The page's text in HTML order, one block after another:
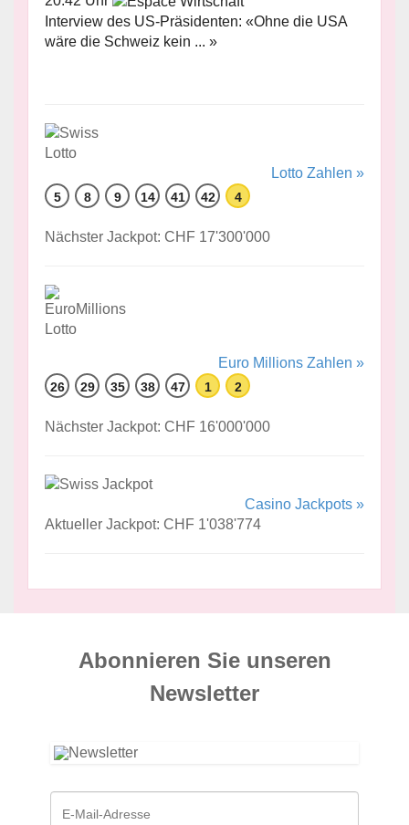
Interview des US-Präsidenten: «Ohne die USA
wäre die Schweiz kein ... »
Lotto Zahlen »
5 8 9 14 41 42 4
Nächster Jackpot: CHF 17'300'000
Euro Millions Zahlen »
26 29 35 38 47 1 2
Nächster Jackpot: CHF 16'000'000
Casino Jackpots »
Aktueller Jackpot: CHF 1'038'774
Abonnieren Sie unseren
News­letter